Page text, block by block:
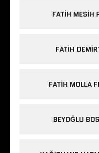
FATIH MESIH
FATIH
FATIH MOLLA
BEYOĞLU